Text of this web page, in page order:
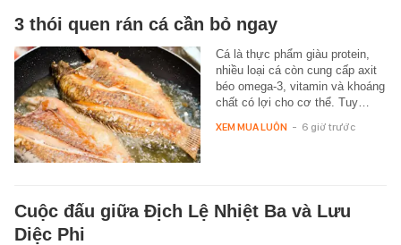
3 thói quen rán cá cần bỏ ngay
Cá là thực phẩm giàu protein,
nhiều loại cá còn cung cấp axit
béo omega-3, vitamin và khoáng
chất có lợi cho cơ thể. Tuy…
XEM MUA LUÔN - 6 giờ trước
Cuộc đấu giữa Địch Lệ Nhiệt Ba và Lưu
Diệc Phi